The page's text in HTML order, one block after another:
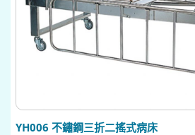
YH006 不鏽鋼三折二搖式病床